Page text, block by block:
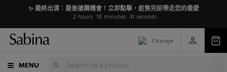
✨ 最終出清：最後搶購機會！立即點擊，趁售完前帶走您的最愛
2 hours 18 minutes 41 seconds
Change
MENU